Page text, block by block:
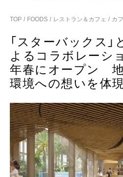
TOP FOODS レストラン＆カフェ カ
「スターバックス」
よるコラボレーシ
年春にオープン
環境への想いを体